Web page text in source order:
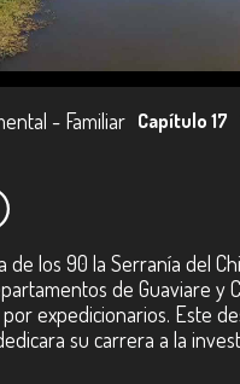
- Familiar Capítulo 17
de los 90 la Serranía del
de Guaviare y
expedicionarios. Este
su carrera a la